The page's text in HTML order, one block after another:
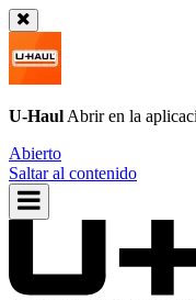
U-Haul Abrir en la
Abierto
Saltar al contenido